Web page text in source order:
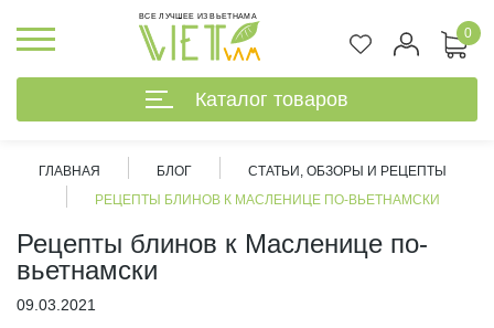
ВСЕ ЛУЧШЕЕ ИЗ ВЬЕТНАМА
0
Каталог товаров
ГЛАВНАЯ БЛОГ
СТАТЬИ, ОБЗОРЫ И РЕЦЕПТЫ
РЕЦЕПТЫ БЛИНОВ К МАСЛЕНИЦЕ ПО-ВЬЕТНАМСКИ
Рецепты блинов к Масленице по-
вьетнамски
09.03.2021